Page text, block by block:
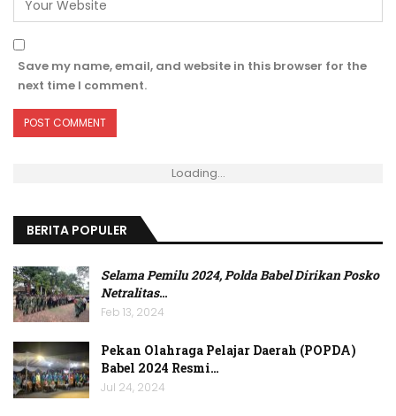
Save my name, email, and website in this browser for the
next time I comment.
Loading...
BERITA POPULER
Selama Pemilu 2024, Polda Babel Dirikan Posko
Netralitas…
Feb 13, 2024
Pekan Olahraga Pelajar Daerah (POPDA)
Babel 2024 Resmi…
Jul 24, 2024